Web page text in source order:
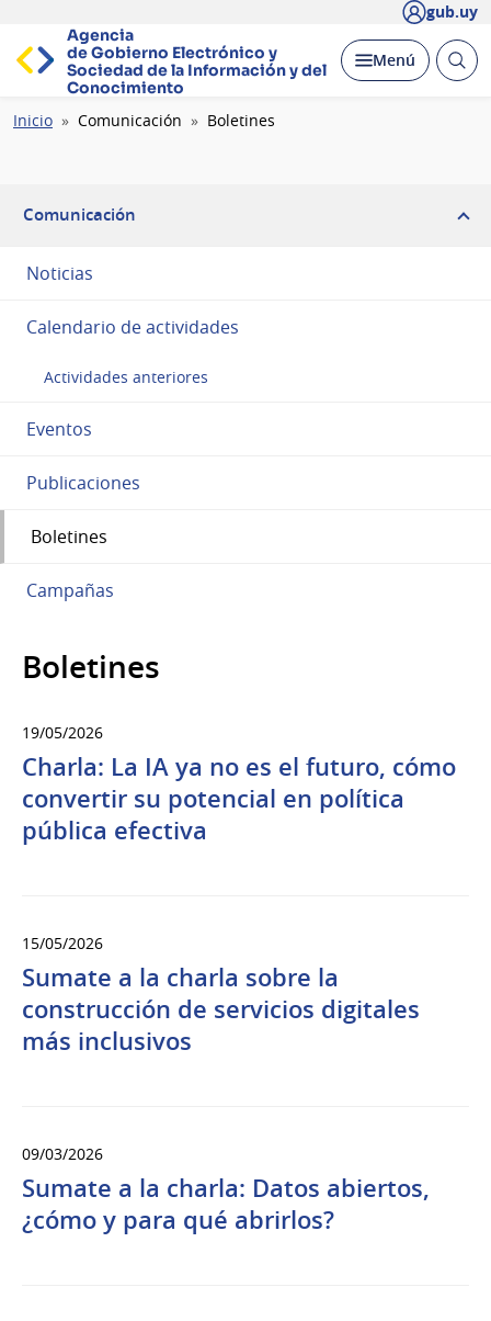
gub.uy
Agencia
de Gobierno Electrónico y
Sociedad de la Información y del
Conocimiento
Desplegar
Menú Abrir
Ruta
Inicio Comunicación Boletines
Comunicación
Noticias
Calendario de actividades
Actividades anteriores
Eventos
Publicaciones
Boletines
Campañas
Boletines
19/05/2026
Charla: La IA ya no es el futuro, cómo
convertir su potencial en política
pública efectiva
15/05/2026
Sumate a la charla sobre la
construcción de servicios digitales
más inclusivos
09/03/2026
Sumate a la charla: Datos abiertos,
¿cómo y para qué abrirlos?